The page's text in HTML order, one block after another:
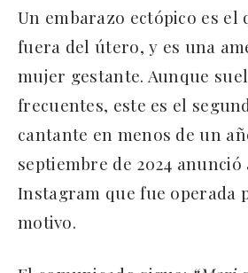
Un embarazo ectópico es el
fuera del útero, y es una
mujer gestante. Aunque
frecuentes, este es el
cantante en menos de un
septiembre de 2024 anunció
Instagram que fue operada
motivo.